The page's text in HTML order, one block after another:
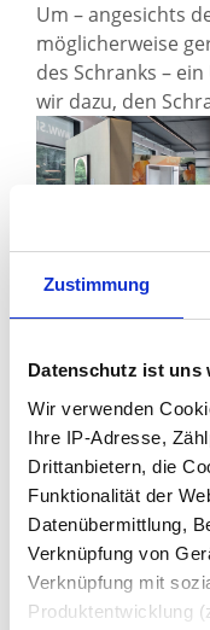
Zustimmung
Datenschutz ist uns
Wir verwenden
Ihre IP-Adresse,
Drittanbietern, die
Funktionalität der
Datenübermittlung,
Verknüpfung von
Verknüpfung mit
Produktentwicklung
Um – angesichts
möglicherweise
des Schranks –
wir dazu, den
Sie haben
Zuletzt